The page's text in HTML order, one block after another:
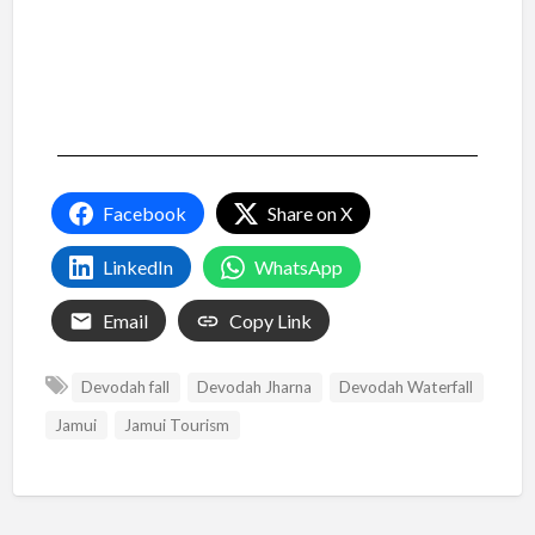
Facebook Share on X
LinkedIn WhatsApp
Email Copy Link
Devodah fall Devodah Jharna
Devodah Waterfall
Jamui
Jamui Tourism